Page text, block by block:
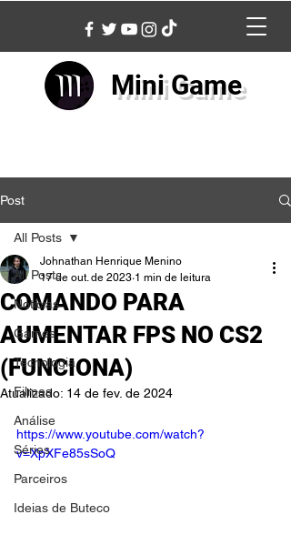
Mini Game
Post
All Posts
Notícias
Games
Tecnologia
Filmes
Análise
Séries
Parceiros
Ideias de Buteco
All Posts
COMANDO PARA
AUMENTAR FPS NO CS2
(FUNCIONA)
Johnathan Henrique Menino
17 de out. de 2023 1 min de leitura
Atualizado: 14 de fev. de 2024
https://www.youtube.com/watch?
v=XpXFe85sSoQ